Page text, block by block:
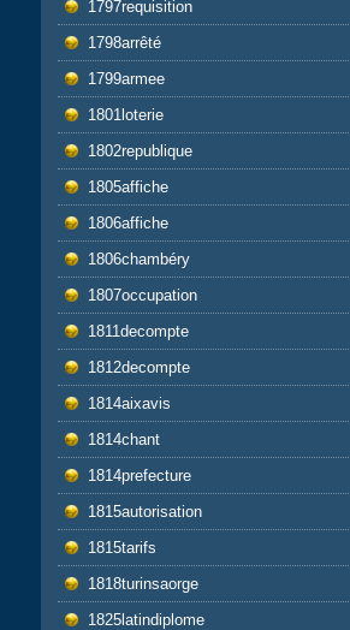
1797requisition
1798arrêté
1799armee
1801loterie
1802republique
1805affiche
1806affiche
1806chambéry
1807occupation
1811decompte
1812decompte
1814aixavis
1814chant
1814prefecture
1815autorisation
1815tarifs
1818turinsaorge
1825latindiplome